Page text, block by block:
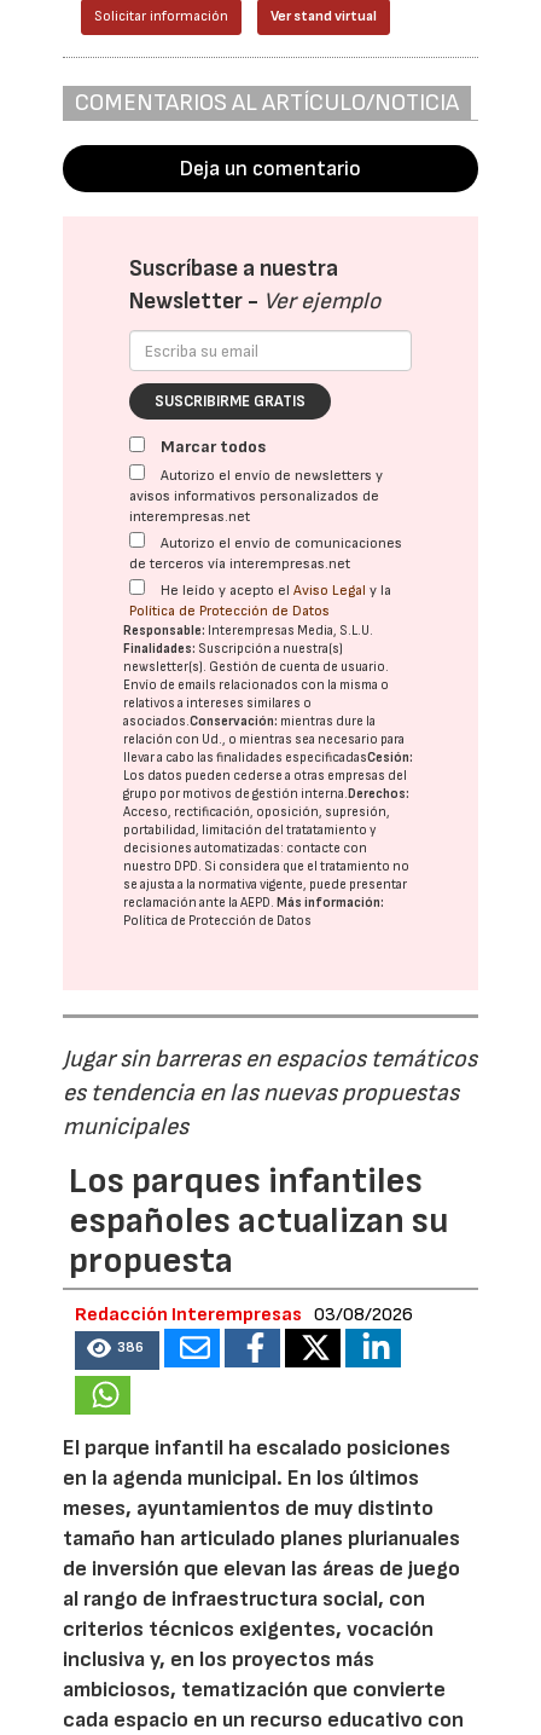
Solicitar información Ver stand virtual
COMENTARIOS AL ARTÍCULO/NOTICIA
Deja un comentario
Suscríbase a nuestra
Newsletter - Ver ejemplo
SUSCRIBIRME GRATIS
Marcar todos
Autorizo el envío de newsletters y
avisos informativos personalizados de
interempresas.net
Autorizo el envío de comunicaciones
de terceros vía interempresas.net
He leído y acepto elAviso Legal y la
Política de Protección de Datos
Responsable: Interempresas Media, S.L.U.
Finalidades: Suscripción a nuestra(s)
newsletter(s). Gestión de cuenta de usuario.
Envío de emails relacionados con la misma o
relativos a intereses similares o
asociados.Conservación: mientras dure la
relación con Ud., o mientras sea necesario para
llevar a cabo las finalidades especificadasCesión:
Los datos pueden cederse a otras empresas del
grupo por motivos de gestión interna. Derechos:
Acceso, rectificación, oposición, supresión,
portabilidad, limitación del tratatamiento y
decisiones automatizadas: contacte con
nuestro DPD. Si considera que el tratamiento no
se ajusta a la normativa vigente, puede presentar
reclamación ante laAEPD. Más información:
Política de Protección de Datos
Jugar sin barreras en espacios temáticos
es tendencia en las nuevas propuestas
municipales
Los parques infantiles
españoles actualizan su
propuesta
Redacción Interempresas 03/08/2026
386
El parque infantil ha escalado posiciones
en la agenda municipal. En los últimos
meses, ayuntamientos de muy distinto
tamaño han articulado planes plurianuales
de inversión que elevan las áreas de juego
al rango de infraestructura social, con
criterios técnicos exigentes, vocación
inclusiva y, en los proyectos más
ambiciosos, tematización que convierte
cada espacio en un recurso educativo con